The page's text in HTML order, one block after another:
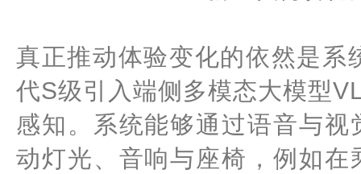
真正推动体验变化的依然是系
代S级引入端侧多模态大模型
感知。系统能够通过语音与
动灯光、音响与座椅，例如